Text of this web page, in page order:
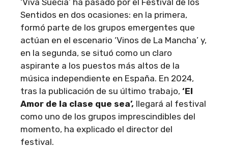
‘Viva Suecia’ ha pasado por el Festival de los
Sentidos en dos ocasiones: en la primera,
formó parte de los grupos emergentes que
actúan en el escenario ‘Vinos de La Mancha’ y,
en la segunda, se situó como un claro
aspirante a los puestos más altos de la
música independiente en España. En 2024,
tras la publicación de su último trabajo, ‘El
Amor de la clase que sea’, llegará al festival
como uno de los grupos imprescindibles del
momento, ha explicado el director del
festival.